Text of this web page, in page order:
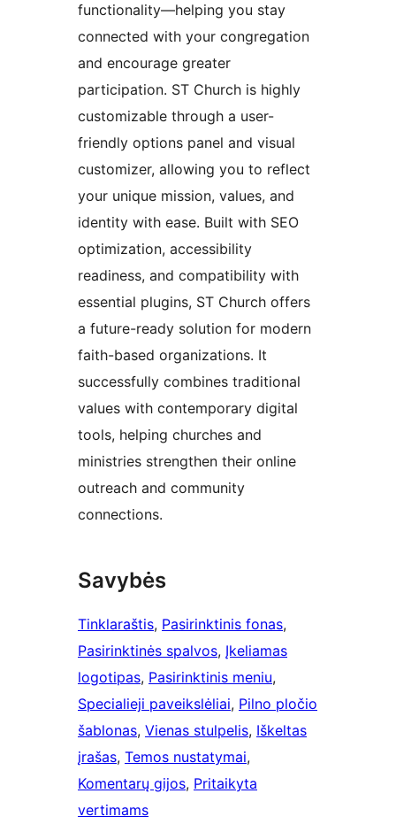
functionality—helping you stay
connected with your congregation
and encourage greater
participation. ST Church is highly
customizable through a user-
friendly options panel and visual
customizer, allowing you to reflect
your unique mission, values, and
identity with ease. Built with SEO
optimization, accessibility
readiness, and compatibility with
essential plugins, ST Church offers
a future-ready solution for modern
faith-based organizations. It
successfully combines traditional
values with contemporary digital
tools, helping churches and
ministries strengthen their online
outreach and community
connections.
Savybės
Tinklaraštis, Pasirinktinis fonas
Pasirinktinės spalvos, Įkeliamas
logotipas, Pasirinktinis meniu
Specialieji paveikslėliai, Pilno pločio
šablonas, Vienas stulpelis, Iškeltas
įrašas, Temos nustatymai
Komentarų gijos, Pritaikyta
vertimams